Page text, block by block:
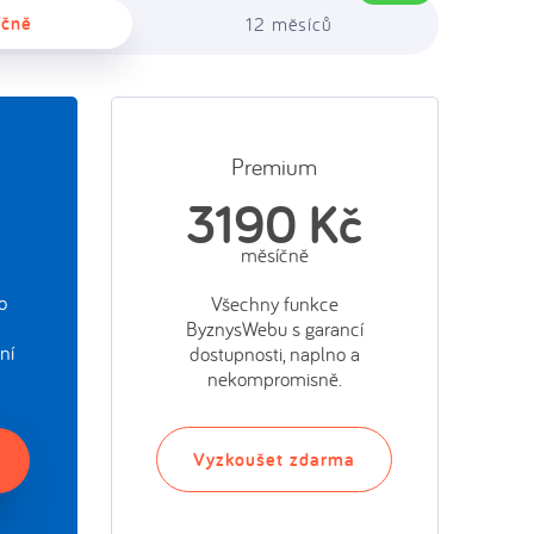
12 měsíců
Premium
Všechny funkce
ByznysWebu s garancí
dostupnosti, naplno a
nekompromisně.
3190 Kč
měsíčně
Vyzkoušet zdarma